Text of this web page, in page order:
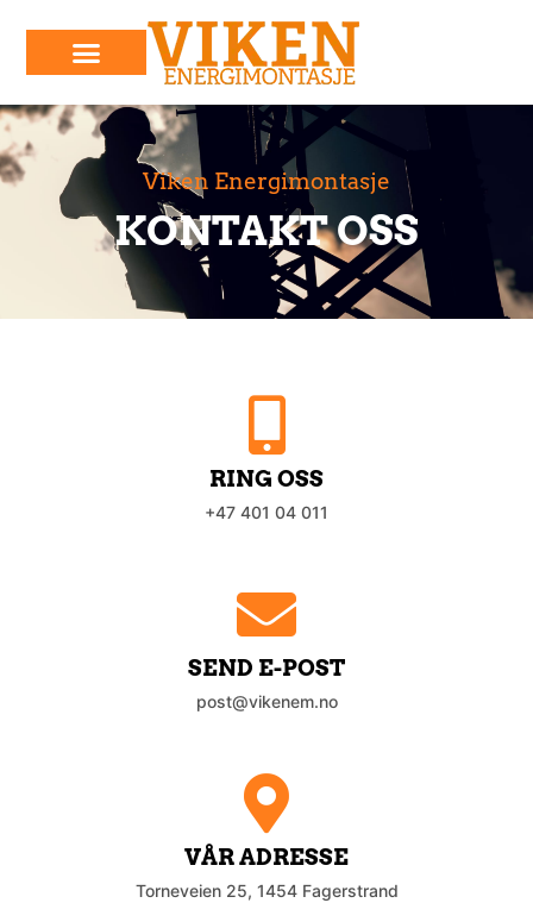
Viken Energimontasje
KONTAKT OSS
RING OSS
+47 401 04 011
SEND E-POST
post@vikenem.no
VÅR ADRESSE
Torneveien 25, 1454 Fagerstrand